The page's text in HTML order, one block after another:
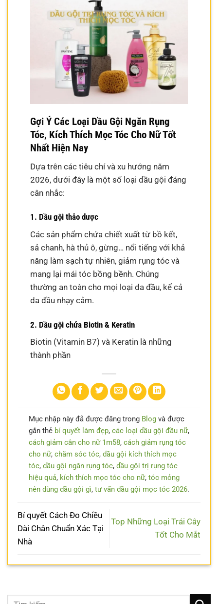
Gợi Ý Các Loại Dầu Gội Ngăn Rụng
Tóc, Kích Thích Mọc Tóc Cho Nữ Tốt
Nhất Hiện Nay
Dựa trên các tiêu chí và xu hướng năm
2026, dưới đây là một số loại dầu gội đáng
cân nhắc:
1. Dầu gội thảo dược
Các sản phẩm chứa chiết xuất từ bồ kết,
sả chanh, hà thủ ô, gừng… nổi tiếng với khả
năng làm sạch tự nhiên, giảm rụng tóc và
mang lại mái tóc bồng bềnh. Chúng
thường an toàn cho mọi loại da đầu, kể cả
da đầu nhạy cảm.
2. Dầu gội chứa Biotin & Keratin
Biotin (Vitamin B7) và Keratin là những
thành phần
Mục nhập này đã được đăng trong Blogvà được
gắn thẻ bí quyết làm đẹp, các loại dầu gội đầu nữ,
cách giảm cân cho nữ 1m58, cách giảm rụng tóc
cho nữ, chăm sóc tóc, dầu gội kích thích mọc
tóc, dầu gội ngăn rụng tóc, dầu gội trị rụng tóc
hiệu quả, kích thích mọc tóc cho nữ, tóc mỏng
nên dùng dầu gội gì, tư vấn dầu gội mọc tóc 2026.
Bí quyết Cách Đo Chiều
Dài Chân Chuẩn Xác Tại
Nhà
Top Những Loại Trái Cây
Tốt Cho Mắt